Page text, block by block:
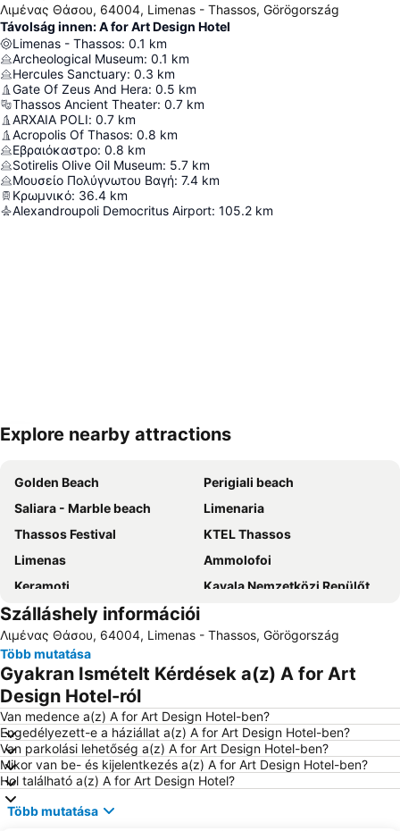
Λιμένας Θάσου, 64004, Limenas - Thassos, Görögország
Távolság innen: A for Art Design Hotel
Limenas - Thassos: 0.1 km
Archeological Museum: 0.1 km
Hercules Sanctuary: 0.3 km
Gate Of Zeus And Hera: 0.5 km
Thassos Ancient Theater: 0.7 km
ARXAIA POLI: 0.7 km
Acropolis Of Thasos: 0.8 km
Εβραιόκαστρο: 0.8 km
Sotirelis Olive Oil Museum: 5.7 km
Μουσείο Πολύγνωτου Βαγή: 7.4 km
Κρωμνικό: 36.4 km
Alexandroupoli Democritus Airport: 105.2 km
Nagy méretű térkép
Explore nearby attractions
Golden Beach
Perigiali beach
Saliara - Marble beach
Limenaria
Thassos Festival
KTEL Thassos
Limenas
Ammolofoi
Keramoti
Kavala Nemzetközi Repülőtér Megas Alexandros
Aliki
Szálláshely információi
Λιμένας Θάσου, 64004, Limenas - Thassos, Görögország
Több mutatása
Gyakran Ismételt Kérdések a(z) A for Art
Design Hotel-ról
Van medence a(z) A for Art Design Hotel-ben?
Engedélyezett-e a háziállat a(z) A for Art Design Hotel-ben?
Van parkolási lehetőség a(z) A for Art Design Hotel-ben?
Mikor van be- és kijelentkezés a(z) A for Art Design Hotel-ben?
Hol található a(z) A for Art Design Hotel?
Több mutatása